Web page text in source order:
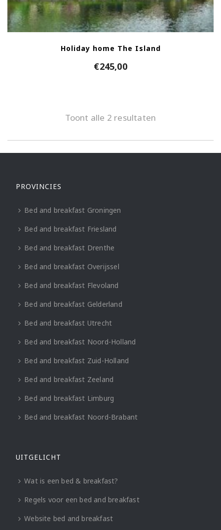
Holiday home The Island
€245,00
Toont alle 2 resultaten
PROVINCIES
Bed and breakfast Groningen
Bed and breakfast Friesland
Bed and breakfast Drenthe
Bed and breakfast Overijssel
Bed and breakfast Flevoland
Bed and breakfast Gelderland
Bed and breakfast Utrecht
Bed and breakfast Noord-Holland
Bed and breakfast Zuid-Holland
Bed and breakfast Zeeland
Bed and breakfast Limburg
Bed and breakfast Noord-Brabant
UITGELICHT
Wat is een bed & breakfast?
Regels voor een bed and breakfast
Website bed and breakfast